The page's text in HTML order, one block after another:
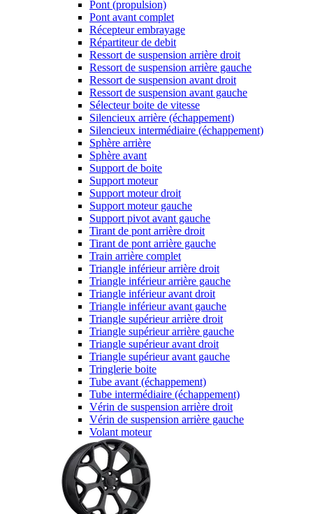
Pont (propulsion)
Pont avant complet
Récepteur embrayage
Répartiteur de debit
Ressort de suspension arrière droit
Ressort de suspension arrière gauche
Ressort de suspension avant droit
Ressort de suspension avant gauche
Sélecteur boite de vitesse
Silencieux arrière (échappement)
Silencieux intermédiaire (échappement)
Sphère arrière
Sphère avant
Support de boite
Support moteur
Support moteur droit
Support moteur gauche
Support pivot avant gauche
Tirant de pont arrière droit
Tirant de pont arrière gauche
Train arrière complet
Triangle inférieur arrière droit
Triangle inférieur arrière gauche
Triangle inférieur avant droit
Triangle inférieur avant gauche
Triangle supérieur arrière droit
Triangle supérieur arrière gauche
Triangle supérieur avant droit
Triangle supérieur avant gauche
Tringlerie boite
Tube avant (échappement)
Tube intermédiaire (échappement)
Vérin de suspension arrière droit
Vérin de suspension arrière gauche
Volant moteur